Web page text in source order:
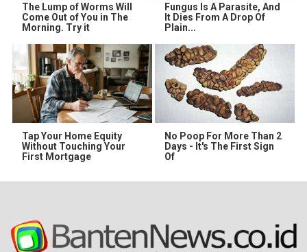
The Lump of Worms Will
Come Out of You in The
Morning. Try it
Fungus Is A Parasite, And
It Dies From A Drop Of
Plain...
Tap Your Home Equity
Without Touching Your
First Mortgage
No Poop For More Than 2
Days - It's The First Sign
Of